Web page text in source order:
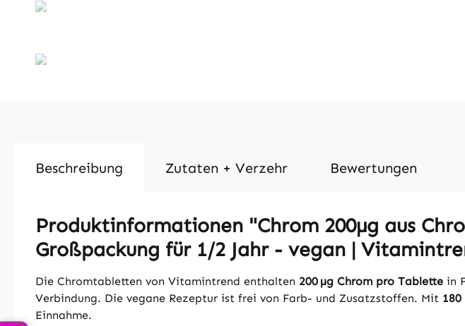
Beschreibung Zutaten + Verzehr Bewertungen
Produktinformationen "Chrom 200µg aus
Großpackung für 1/2 Jahr - vegan |
Die Chromtabletten von Vitamintrend enthalten 200 µg Chrom pro Tablette in
Verbindung. Die vegane Rezeptur ist frei von Farb- und Zusatzstoffen. Mit
Einnahme.